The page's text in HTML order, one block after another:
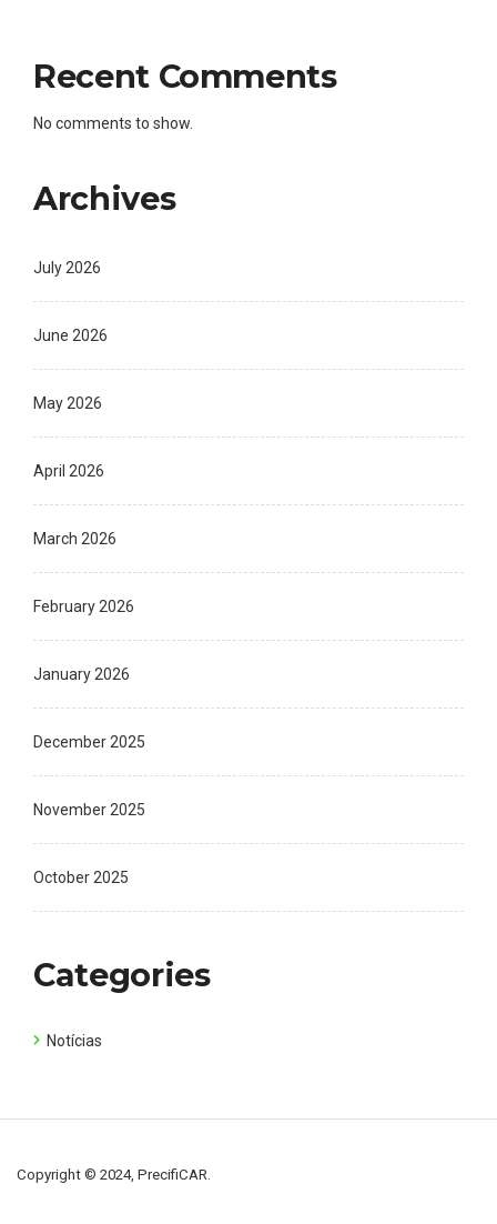
Recent Comments
No comments to show.
Archives
July 2026
June 2026
May 2026
April 2026
March 2026
February 2026
January 2026
December 2025
November 2025
October 2025
Categories
Notícias
Copyright © 2024, PrecifiCAR.